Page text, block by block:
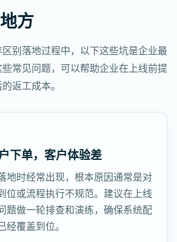
方
别落地过程中，以下这些坑是企业最
常见问题，可以帮助企业在上线前提
返工成本。
下单，客户体验差
地时经常出现，根本原因通常是对
位或流程执行不规范。建议在上线
题做一轮排查和演练，确保系统配
经覆盖到位。